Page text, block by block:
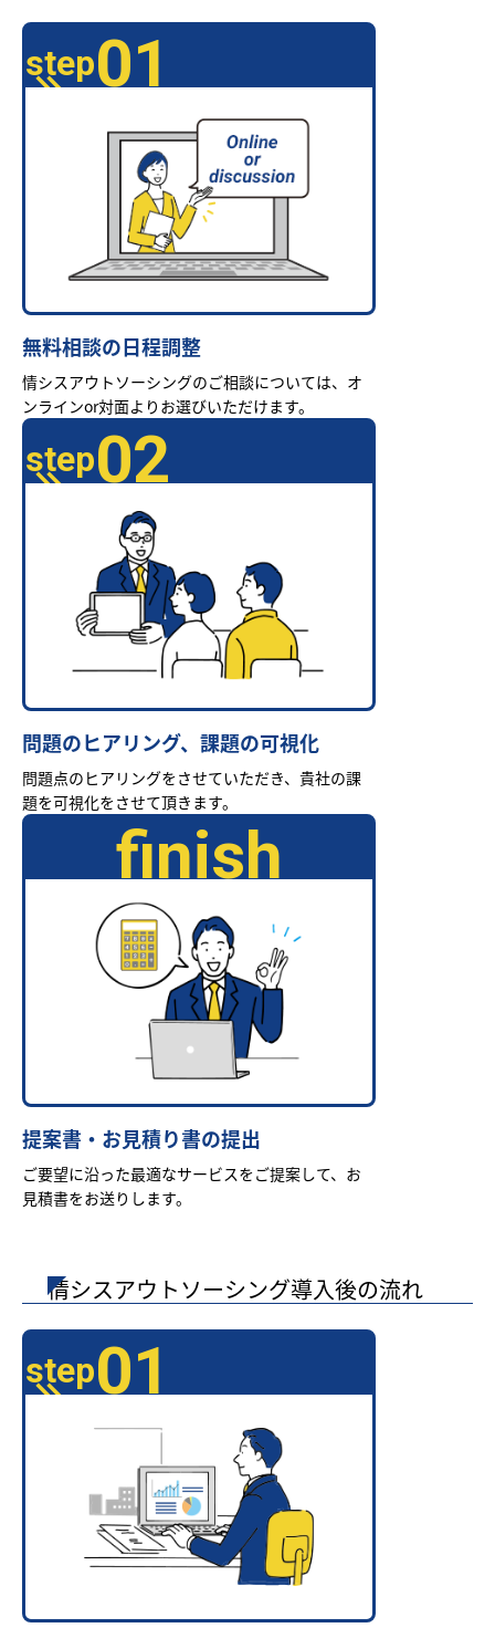
step01
無料相談の日程調整
情シスアウトソーシングのご相談については、オ
ンラインor対面よりお選びいただけます。
step02
問題のヒアリング、課題の可視化
問題点のヒアリングをさせていただき、貴社の課
題を可視化をさせて頂きます。
finish
提案書・お見積り書の提出
ご要望に沿った最適なサービスをご提案して、お
見積書をお送りします。
情シスアウトソーシング導入後の流れ
step01